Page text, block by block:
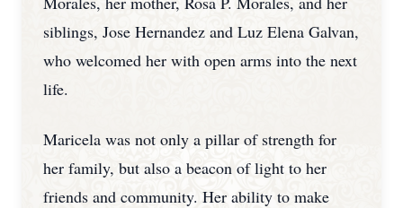
siblings, Jose Hernandez and Luz Elena Galvan,
who welcomed her with open arms into the next
life.
Maricela was not only a pillar of strength for
her family, but also a beacon of light to her
friends and community. Her ability to make